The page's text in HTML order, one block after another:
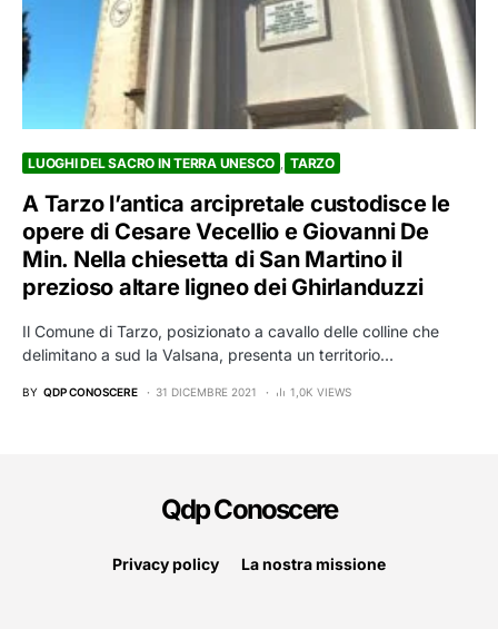
LUOGHI DEL SACRO IN TERRA UNESCO TARZO
A Tarzo l’antica arcipretale custodisce le
opere di Cesare Vecellio e Giovanni De
Min. Nella chiesetta di San Martino il
prezioso altare ligneo dei Ghirlanduzzi
Il Comune di Tarzo, posizionato a cavallo delle colline che
delimitano a sud la Valsana, presenta un territorio…
BY QDP CONOSCERE 31 DICEMBRE 2021 1,0K VIEWS
Qdp Conoscere
Privacy policy La nostra missione